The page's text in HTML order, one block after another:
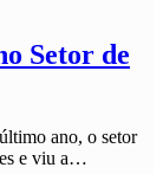
Setor de
ano, o setor
e viu a…